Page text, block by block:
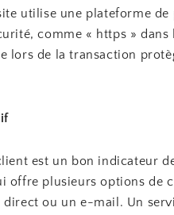
utilise une plateforme de
comme « https » dans
lors de la transaction
est un bon indicateur
offre plusieurs options de
ou un e-mail. Un